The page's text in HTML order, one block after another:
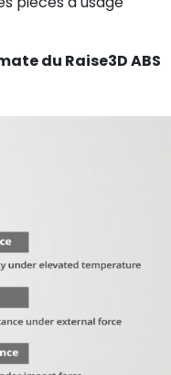
du Raise3D ABS